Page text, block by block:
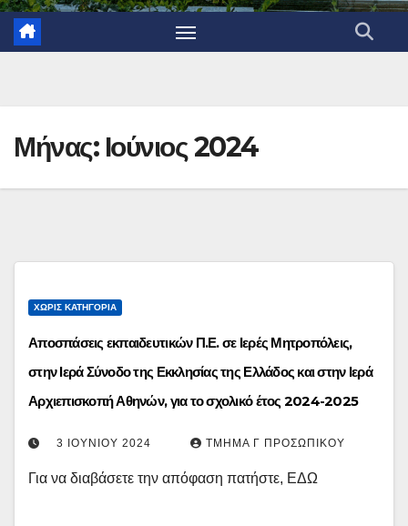
Μήνας: Ιούνιος 2024
ΧΩΡΊΣ ΚΑΤΗΓΟΡΊΑ
Αποσπάσεις εκπαιδευτικών Π.Ε. σε Ιερές Μητροπόλεις,
στην Ιερά Σύνοδο της Εκκλησίας της Ελλάδος και στην Ιερά
Αρχιεπισκοπή Αθηνών, για το σχολικό έτος 2024-2025
3 ΙΟΥΝΊΟΥ 2024 ΤΜΉΜΑ Γ ΠΡΟΣΩΠΙΚΟΎ
Για να διαβάσετε την απόφαση πατήστε, ΕΔΩ